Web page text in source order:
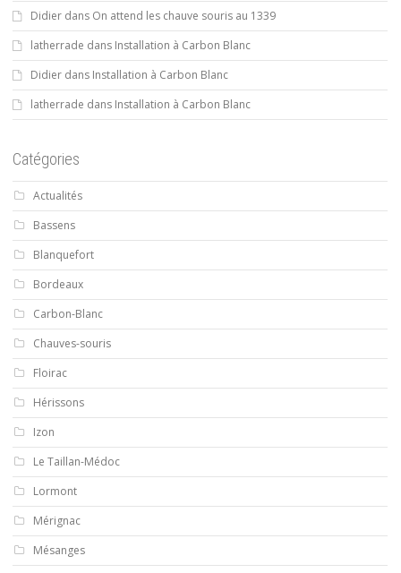
Didier dans On attend les chauve souris au 1339
latherrade dans Installation à Carbon Blanc
Didier dans Installation à Carbon Blanc
latherrade dans Installation à Carbon Blanc
Catégories
Actualités
Bassens
Blanquefort
Bordeaux
Carbon-Blanc
Chauves-souris
Floirac
Hérissons
Izon
Le Taillan-Médoc
Lormont
Mérignac
Mésanges